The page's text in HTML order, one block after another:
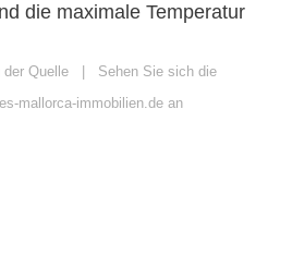
die maximale Temperatur
Quelle
Sehen Sie sich die
mallorca-immobilien.de an